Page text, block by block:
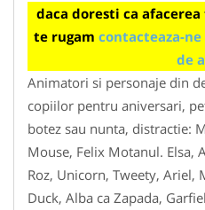
daca doresti ca
te rugam contacteaza-
de
Animatori si personaje din
copiilor pentru aniversari,
botez sau nunta, distractie:
Mouse, Felix Motanul. Elsa,
Roz, Unicorn, Tweety, Ariel,
Duck, Alba ca Zapada,